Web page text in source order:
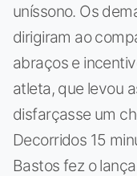
uníssono. Os
dirigiram ao
abraços e
atleta, que levou
disfarçasse um
Decorridos 15
Bastos fez o